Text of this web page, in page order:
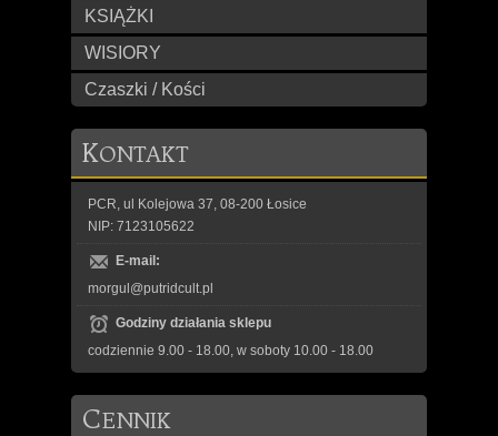
KSIĄŻKI
WISIORY
Czaszki / Kości
KONTAKT
PCR, ul Kolejowa 37, 08-200 Łosice
NIP: 7123105622
E-mail:
morgul@putridcult.pl
Godziny działania sklepu
codziennie 9.00 - 18.00, w soboty 10.00 - 18.00
CENNIK